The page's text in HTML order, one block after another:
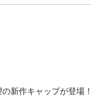
新作キャップが登場！